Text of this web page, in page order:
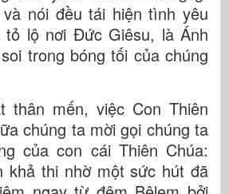
và nói đều tái hiện tình yêu
tỏ lộ nơi Đức Giêsu, là Ánh
trong bóng tối của chúng
thân mến, việc Con Thiên
chúng ta mời gọi chúng ta
của con cái Thiên Chúa:
khả thi nhờ một sức hút đã